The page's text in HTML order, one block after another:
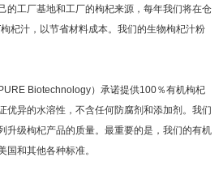
的工厂基地和工厂的枸杞来源，每年我们将在仓
杞汁，以节省材料成本。我们的生物枸杞汁粉
Biotechnology） 承诺提供100％有机枸杞
优异的水溶性，不含任何防腐剂和添加剂。我们
升级枸杞产品的质量。最重要的是，我们的有机
国和其他各种标准。